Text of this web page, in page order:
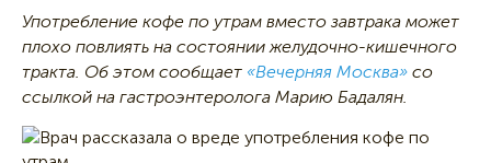
Употребление кофе по утрам вместо завтрака может
плохо повлиять на состоянии желудочно-кишечного
тракта. Об этом сообщает «Вечерняя Москва» со
ссылкой на гастроэнтеролога Марию Бадалян.